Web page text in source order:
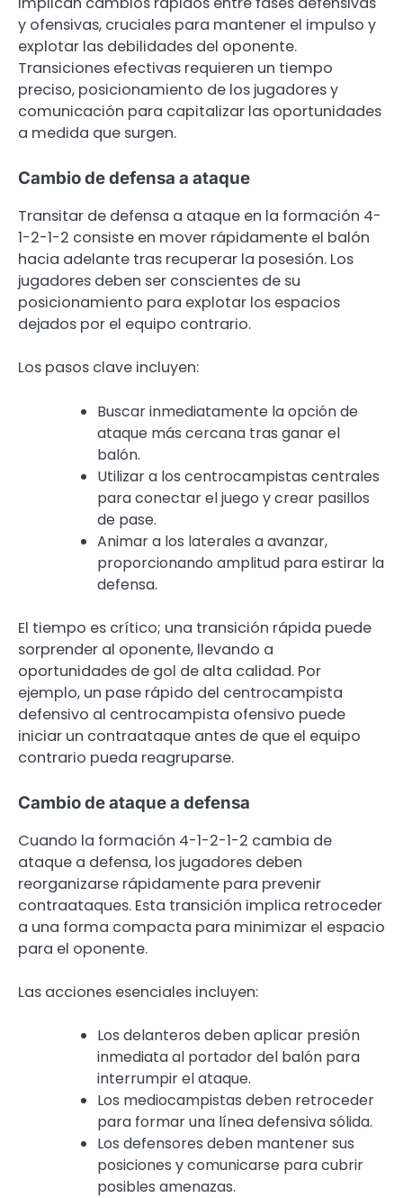
y ofensivas, cruciales para mantener el impulso y
explotar las debilidades del oponente.
Transiciones efectivas requieren un tiempo
preciso, posicionamiento de los jugadores y
comunicación para capitalizar las oportunidades
a medida que surgen.
Cambio de defensa a ataque
Transitar de defensa a ataque en la formación 4-
1-2-1-2 consiste en mover rápidamente el balón
hacia adelante tras recuperar la posesión. Los
jugadores deben ser conscientes de su
posicionamiento para explotar los espacios
dejados por el equipo contrario.
Los pasos clave incluyen:
Buscar inmediatamente la opción de
ataque más cercana tras ganar el
balón.
Utilizar a los centrocampistas centrales
para conectar el juego y crear pasillos
de pase.
Animar a los laterales a avanzar,
proporcionando amplitud para estirar la
defensa.
El tiempo es crítico; una transición rápida puede
sorprender al oponente, llevando a
oportunidades de gol de alta calidad. Por
ejemplo, un pase rápido del centrocampista
defensivo al centrocampista ofensivo puede
iniciar un contraataque antes de que el equipo
contrario pueda reagruparse.
Cambio de ataque a defensa
Cuando la formación 4-1-2-1-2 cambia de
ataque a defensa, los jugadores deben
reorganizarse rápidamente para prevenir
contraataques. Esta transición implica retroceder
a una forma compacta para minimizar el espacio
para el oponente.
Las acciones esenciales incluyen:
Los delanteros deben aplicar presión
inmediata al portador del balón para
interrumpir el ataque.
Los mediocampistas deben retroceder
para formar una línea defensiva sólida.
Los defensores deben mantener sus
posiciones y comunicarse para cubrir
posibles amenazas.